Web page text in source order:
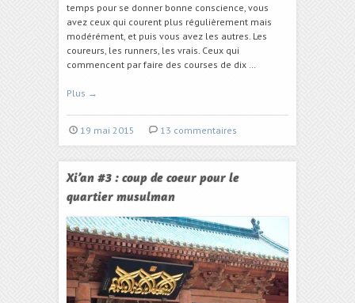
temps pour se donner bonne conscience, vous
avez ceux qui courent plus régulièrement mais
modérément, et puis vous avez les autres. Les
coureurs, les runners, les vrais. Ceux qui
commencent par faire des courses de dix …
Plus →
19 mai 2015 13 commentaires
Xi’an #3 : coup de coeur pour le
quartier musulman